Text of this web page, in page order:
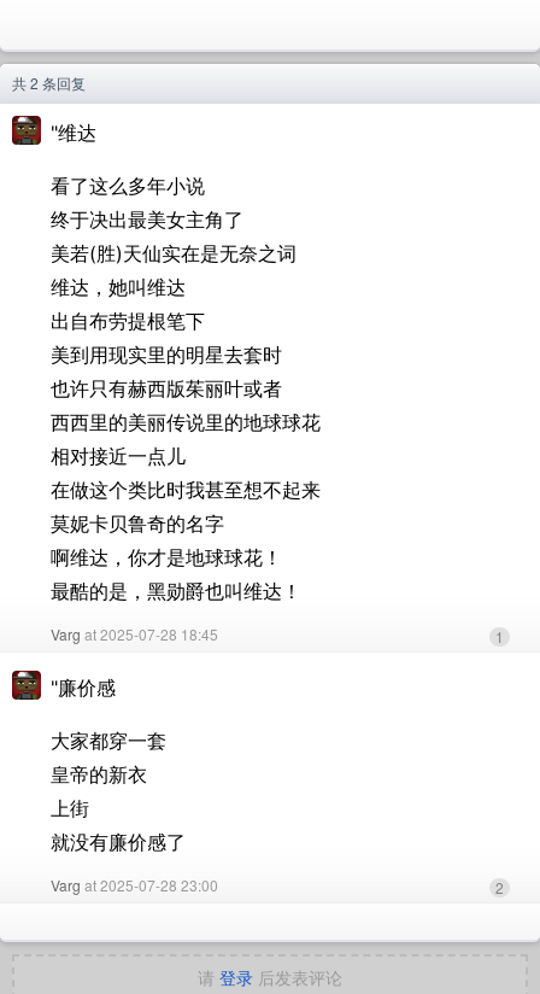
共 2 条回复
"维达
看了这么多年小说
终于决出最美女主角了
美若(胜)天仙实在是无奈之词
维达，她叫维达
出自布劳提根笔下
美到用现实里的明星去套时
也许只有赫西版茱丽叶或者
西西里的美丽传说里的地球球花
相对接近一点儿
在做这个类比时我甚至想不起来
莫妮卡贝鲁奇的名字
啊维达，你才是地球球花！
最酷的是，黑勋爵也叫维达！
Varg at 2025-07-28 18:45 1
"廉价感
大家都穿一套
皇帝的新衣
上街
就没有廉价感了
Varg at 2025-07-28 23:00 2
请 登录 后发表评论